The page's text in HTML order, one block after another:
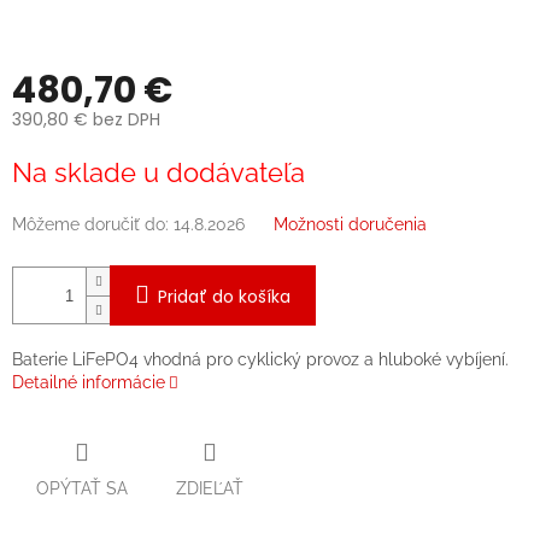
480,70 €
390,80 € bez DPH
cena:
Na sklade u dodávateľa
Môžeme doručiť do: 14.8.2026 Možnosti doručenia
Pridať do košíka
Baterie LiFePO4 vhodná pro cyklický provoz a hluboké vybíjení.
Detailné informácie
OPÝTAŤ SA ZDIEĽAŤ